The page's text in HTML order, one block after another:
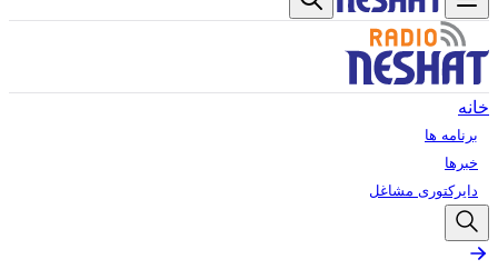
خانه
برنامه ها
خبرها
دایرکتوری مشاغل